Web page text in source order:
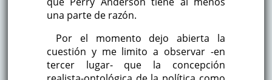
una parte de razón.
Por el momento dejo abierta la
cuestión y me limito a observar -en
tercer lugar- que la concepción